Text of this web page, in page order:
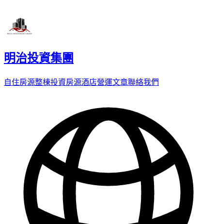
明治投資集團
自住房源整棟投資房源酒店營運文章聯絡我們